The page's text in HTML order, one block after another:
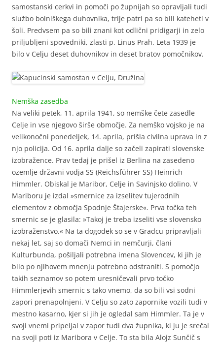
samostanski cerkvi in pomoči po župnijah so opravljali tudi
službo bolniškega duhovnika, trije patri pa so bili kateheti v
šoli. Predvsem pa so bili znani kot odlični pridigarji in zelo
priljubljeni spovedniki, zlasti p. Linus Prah. Leta 1939 je
bilo v Celju deset duhovnikov in deset bratov pomočnikov.
Nemška zasedba
Na veliki petek, 11. aprila 1941, so nemške čete zasedle
Celje in vse njegovo širše območje. Za nemško vojsko je na
velikonočni ponedeljek, 14. aprila, prišla civilna uprava in z
njo policija. Od 16. aprila dalje so začeli zapirati slovenske
izobražence. Prav tedaj je prišel iz Berlina na zasedeno
ozemlje državni vodja SS (Reichsführer SS) Heinrich
Himmler. Obiskal je Maribor, Celje in Savinjsko dolino. V
Mariboru je izdal »smernice za izselitev tujerodnih
elementov z območja Spodnje Štajerske«. Prva točka teh
smernic se je glasila: »Takoj je treba izseliti vse slovensko
izobraženstvo.« Na ta dogodek so se v Gradcu pripravljali
nekaj let, saj so domači Nemci in nemčurji, člani
Kulturbunda, pošiljali potrebna imena Slovencev, ki jih je
bilo po njihovem mnenju potrebno odstraniti. S pomočjo
takih seznamov so potem uresničevali prvo točko
Himmlerjevih smernic s tako vnemo, da so bili vsi sodni
zapori prenapolnjeni. V Celju so zato zapornike vozili tudi v
mestno kasarno, kjer si jih je ogledal sam Himmler. Ta je v
svoji vnemi pripeljal v zapor tudi dva župnika, ki ju je srečal
na svoji poti iz Maribora v Celje. To sta bila Alojz Sunčič s